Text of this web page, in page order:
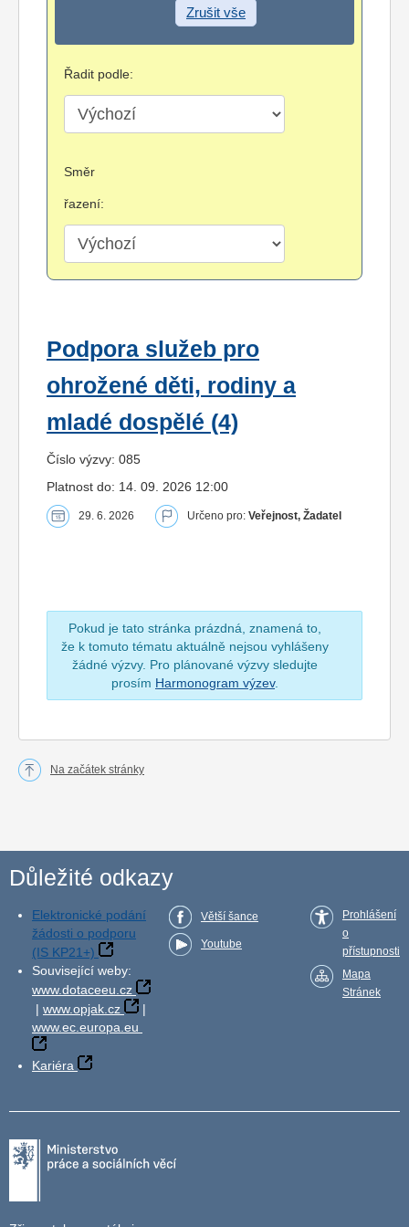
Zrušit vše
Řadit podle:
Směr
řazení:
Podpora služeb pro
ohrožené děti, rodiny a
mladé dospělé (4)
Číslo výzvy: 085
Platnost do: 14. 09. 2026 12:00
29. 6. 2026 Určeno pro: Veřejnost, Žadatel
Pokud je tato stránka prázdná, znamená to,
že k tomuto tématu aktuálně nejsou vyhlášeny
žádné výzvy. Pro plánované výzvy sledujte
prosím Harmonogram výzev.
Na začátek stránky
Důležité odkazy
Elektronické podání
žádosti o podporu
(IS KP21+)
Související weby:
www.dotaceeu.cz
| www.opjak.cz
|
www.ec.europa.eu
Kariéra
Větší šance
Youtube
Prohlášení
o
přístupnosti
Mapa
Stránek